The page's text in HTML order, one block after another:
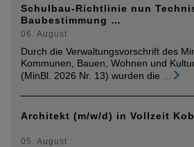
Schulbau-Richtlinie nun
Baubestimmung …
06. August
Durch die Verwaltungsvorschrift des
Kommunen, Bauen, Wohnen und
(MinBl. 2026 Nr. 13) wurden die
Architekt (m/w/d) in Vollzeit
05. August